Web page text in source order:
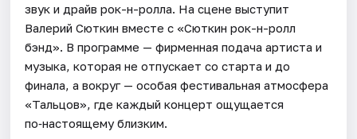
звук и драйв рок-н-ролла. На сцене выступит
Валерий Сюткин вместе с «Сюткин рок-н-ролл
бэнд». В программе — фирменная подача артиста и
музыка, которая не отпускает со старта и до
финала, а вокруг — особая фестивальная атмосфера
«Тальцов», где каждый концерт ощущается
по‑настоящему близким.